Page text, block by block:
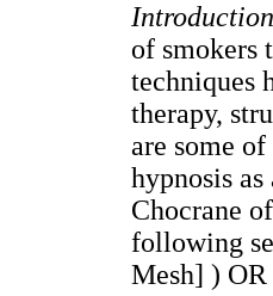
of smokers
techniques
therapy,
are some
hypnosis
Chocrane
following
Mesh] ) OR